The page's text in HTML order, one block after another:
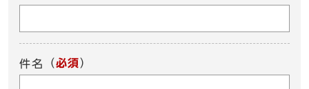
件名 （必須）